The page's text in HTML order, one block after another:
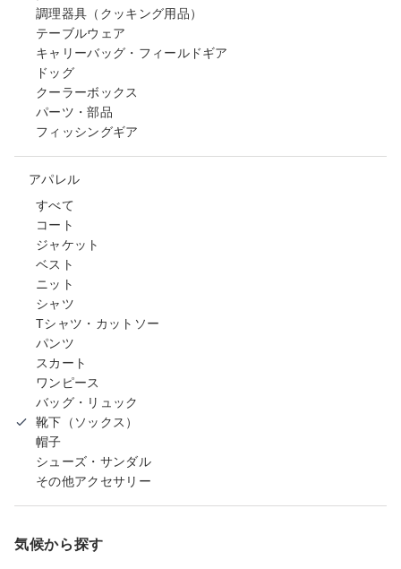
調理器具（クッキング用品）
テーブルウェア
キャリーバッグ・フィールドギア
ドッグ
クーラーボックス
パーツ・部品
フィッシングギア
アパレル
すべて
コート
ジャケット
ベスト
ニット
シャツ
Tシャツ・カットソー
パンツ
スカート
ワンピース
バッグ・リュック
靴下（ソックス）
帽子
シューズ・サンダル
その他アクセサリー
気候から探す